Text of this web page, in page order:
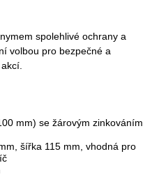
spolehlivé ochrany a
volbou pro bezpečné a
mm) se žárovým zinkováním
šířka 115 mm, vhodná pro